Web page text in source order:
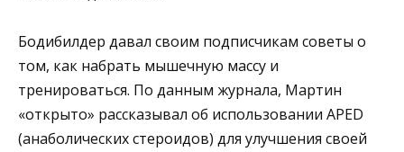
Бодибилдер давал своим подписчикам советы о
том, как набрать мышечную массу и
тренироваться. По данным журнала, Мартин
«открыто» рассказывал об использовании APED
(анаболических стероидов) для улучшения своей